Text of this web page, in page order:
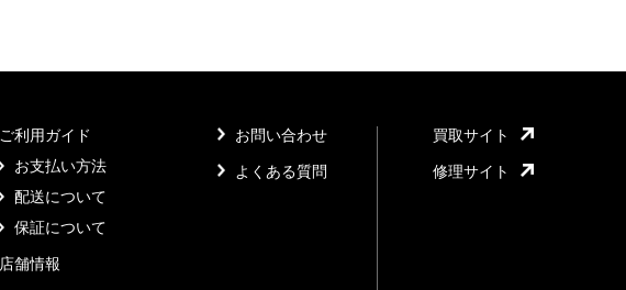
ご利用ガイド
お支払い方法
配送について
保証について
店舗情報
お問い合わせ
よくある質問
買取サイト
修理サイト